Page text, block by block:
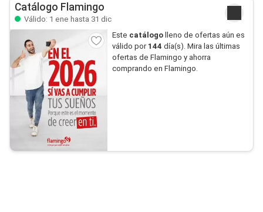
Catálogo Flamingo
Válido: 1 ene hasta 31 dic
Este catálogolleno de ofertas aún es
válido por 144 día(s). Mira las últimas
ofertas de Flamingo y ahorra
comprando en Flamingo.